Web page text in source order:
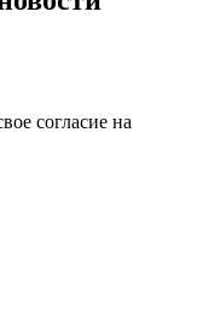
согласие на